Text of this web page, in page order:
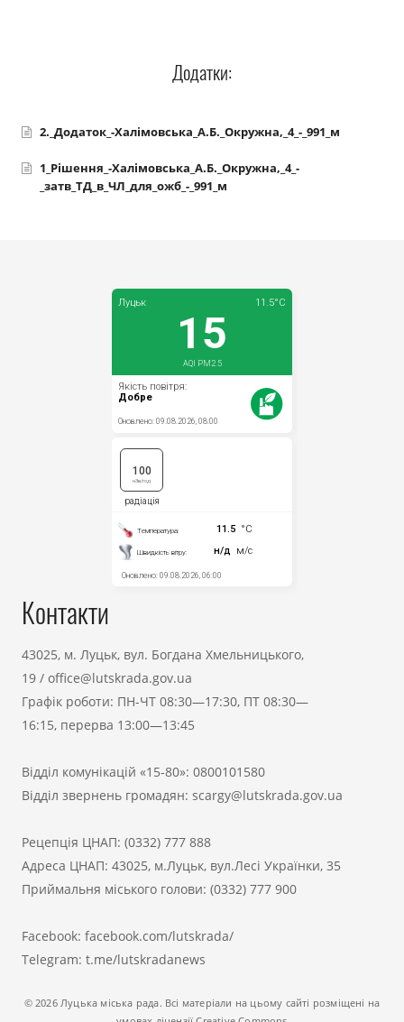
Додатки:
2._Додаток_-Халімовська_А.Б._Окружна,_4_-_991_м
1_Рішення_-Халімовська_А.Б._Окружна,_4_-
_затв_ТД_в_ЧЛ_для_ожб_-_991_м
Контакти
43025, м. Луцьк, вул. Богдана Хмельницького,
19 / office@lutskrada.gov.ua
Графік роботи: ПН-ЧТ 08:30—17:30, ПТ 08:30—
16:15, перерва 13:00—13:45
Відділ комунікацій «15-80»: 0800101580
Відділ звернень громадян: scargy@lutskrada.gov.ua
Рецепція ЦНАП: (0332) 777 888
Адреса ЦНАП: 43025, м.Луцьк, вул.Лесі Українки, 35
Приймальня міського голови: (0332) 777 900
Facebook: facebook.com/lutskrada/
Telegram: t.me/lutskradanews
© 2026 Луцька міська рада. Всі матеріали на цьому сайті розміщені на